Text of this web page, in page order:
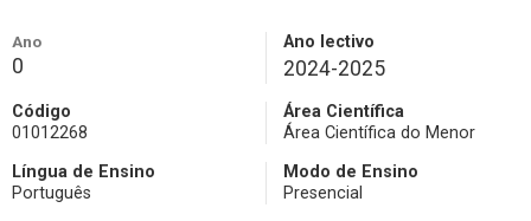
Ano
0
Ano lectivo
2024-2025
Código
01012268
Área Científica
Área Científica do Menor
Língua de Ensino
Português
Modo de Ensino
Presencial